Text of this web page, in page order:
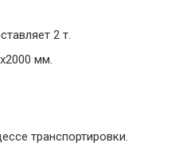
2 т.
мм.
транспортировки.